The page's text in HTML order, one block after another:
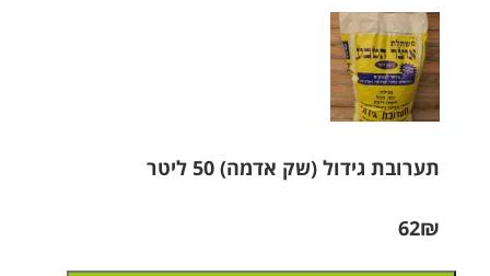
תערובת גידול (שק אדמה) 50 ליטר
62₪